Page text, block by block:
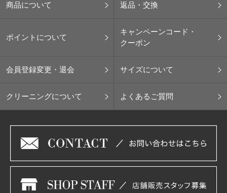
商品について 返品・交換
ポイントについて
キャンペーンコード・
クーポン
会員登録変更・退会 サイズについて
クリーニングについて よくあるご質問